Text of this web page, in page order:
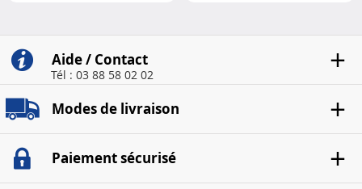
Aide / Contact
Tél : 03 88 58 02 02
Modes de livraison
Paiement sécurisé